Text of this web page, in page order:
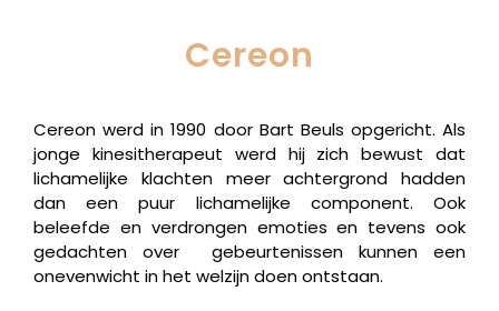
Cereon
Cereon werd in 1990 door Bart Beuls opgericht. Als
jonge kinesitherapeut werd hij zich bewust dat
lichamelijke klachten meer achtergrond hadden
dan een puur lichamelijke component. Ook
beleefde en verdrongen emoties en tevens ook
gedachten over gebeurtenissen kunnen een
onevenwicht in het welzijn doen ontstaan.